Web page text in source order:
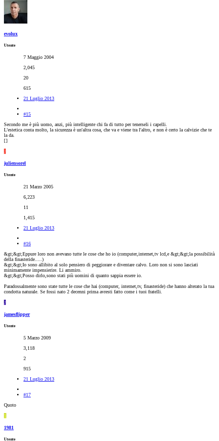
evolux
Utente
7 Maggio 2004
2,045
20
615
21 Luglio 2013
#15
Secondo me è più uomo, anzi, più intelligente chi fa di tutto per tenerseli i capelli.
L'estetica conta molto, la sicurezza è un'altra cosa, che va e viene tra l'altro, e non è certo la calvizie che te
la da.
[]
J
juliensorel
Utente
21 Marzo 2005
6,223
11
1,415
21 Luglio 2013
#16
&gt;&gt;Eppure loro non avevano tutte le cose che ho io (computer,internet,tv lcd,e &gt;&gt;la possibilità
della finasteride.....)
&gt;&gt;Io sono allibito al solo pensiero di peggiorare e diventare calvo. Loro non si sono lasciati
minimamente impensierire. Li ammiro.
&gt;&gt;Posso dirlo,sono stati più uomini di quanto sappia essere io.
Paradossalmente sono state tutte le cose che hai (computer, internet,tv, finasteride) che hanno alterato la tua
condotta naturale. Se fossi nato 2 decenni prima avresti fatto come i tuoi fratelli.
J
jamesflipper
Utente
5 Marzo 2009
3,118
2
915
21 Luglio 2013
#17
Quoto
1
1981
Utente